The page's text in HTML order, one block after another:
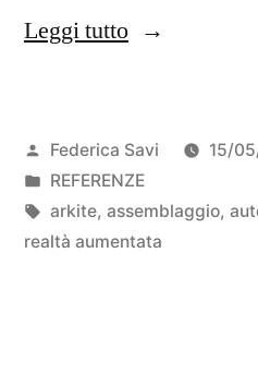
Leggi tutto
Federica Savi
15/
REFERENZE
arkite, assemblaggio,
realtà aumentata